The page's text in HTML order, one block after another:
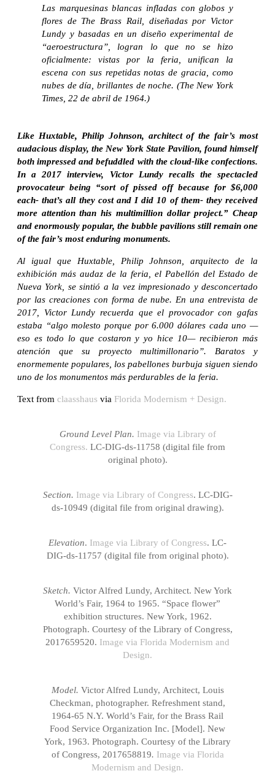
Las marquesinas blancas infladas con globos y
flores de The Brass Rail, diseñadas por Victor
Lundy y basadas en un diseño experimental de
“aeroestructura”, logran lo que no se hizo
oficialmente: vistas por la feria, unifican la
escena con sus repetidas notas de gracia, como
nubes de día, brillantes de noche. (The New York
Times, 22 de abril de 1964.)
Like Huxtable, Philip Johnson, architect of the fair’s most
audacious display, the New York State Pavilion, found himself
both impressed and befuddled with the cloud-like confections.
In a 2017 interview, Victor Lundy recalls the spectacled
provocateur being “sort of pissed off because for $6,000
each- that’s all they cost and I did 10 of them- they received
more attention than his multimillion dollar project.” Cheap
and enormously popular, the bubble pavilions still remain one
of the fair’s most enduring monuments.
Al igual que Huxtable, Philip Johnson, arquitecto de la
exhibición más audaz de la feria, el Pabellón del Estado de
Nueva York, se sintió a la vez impresionado y desconcertado
por las creaciones con forma de nube. En una entrevista de
2017, Victor Lundy recuerda que el provocador con gafas
estaba “algo molesto porque por 6.000 dólares cada uno —
eso es todo lo que costaron y yo hice 10— recibieron más
atención que su proyecto multimillonario”. Baratos y
enormemente populares, los pabellones burbuja siguen siendo
uno de los monumentos más perdurables de la feria.
Text from claasshaus via Florida Modernism + Design.
Ground Level Plan. Image via Library of
Congress. LC-DIG-ds-11758 (digital file from
original photo).
Section. Image via Library of Congress. LC-DIG-
ds-10949 (digital file from original drawing).
Elevation. Image via Library of Congress. LC-
DIG-ds-11757 (digital file from original photo).
Sketch. Victor Alfred Lundy, Architect. New York
World’s Fair, 1964 to 1965. “Space flower”
exhibition structures. New York, 1962.
Photograph. Courtesy of the Library of Congress,
2017659520. Image via Florida Modernism and
Design.
Model. Victor Alfred Lundy, Architect, Louis
Checkman, photographer. Refreshment stand,
1964-65 N.Y. World’s Fair, for the Brass Rail
Food Service Organization Inc. [Model]. New
York, 1963. Photograph. Courtesy of the Library
of Congress, 2017658819. Image via Florida
Modernism and Design.